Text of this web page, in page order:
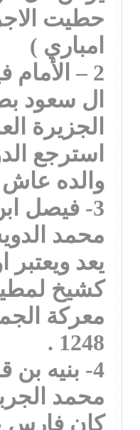
حطيت
امباري )
2 –
ال سعود
الجزيرة
استرجع
والده
3- فيصل
محمد
يعد
معركة
1248 .
4- بنيه
محمد
كان فارس